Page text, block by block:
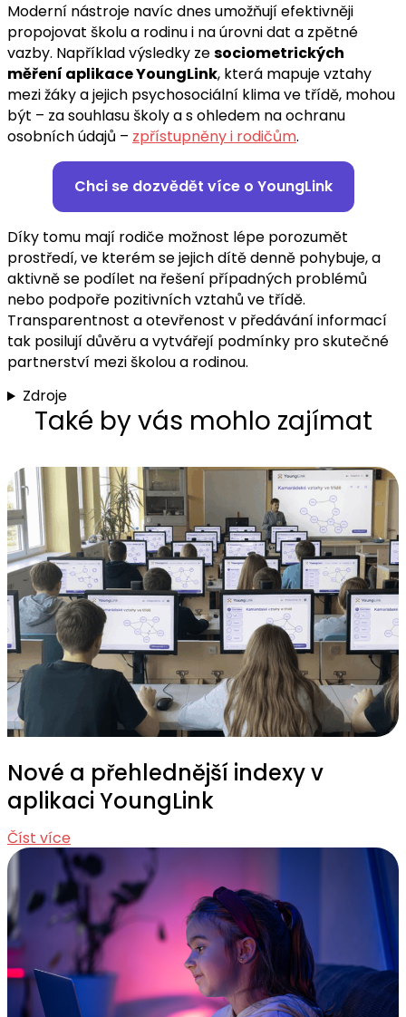
Moderní nástroje navíc dnes umožňují efektivněji
propojovat školu a rodinu i na úrovni dat a zpětné
vazby. Například výsledky zesociometrických
měření aplikace YoungLink, která mapuje vztahy
mezi žáky a jejich psychosociální klima ve třídě, mohou
být – za souhlasu školy a s ohledem na ochranu
osobních údajů – zpřístupněny i rodičům.
Chci se dozvědět více o YoungLink
Díky tomu mají rodiče možnost lépe porozumět
prostředí, ve kterém se jejich dítě denně pohybuje, a
aktivně se podílet na řešení případných problémů
nebo podpoře pozitivních vztahů ve třídě.
Transparentnost a otevřenost v předávání informací
tak posilují důvěru a vytvářejí podmínky pro skutečné
partnerství mezi školou a rodinou.
Zdroje
Také by vás mohlo zajímat
Nové a přehlednější indexy v
aplikaci YoungLink
Číst více